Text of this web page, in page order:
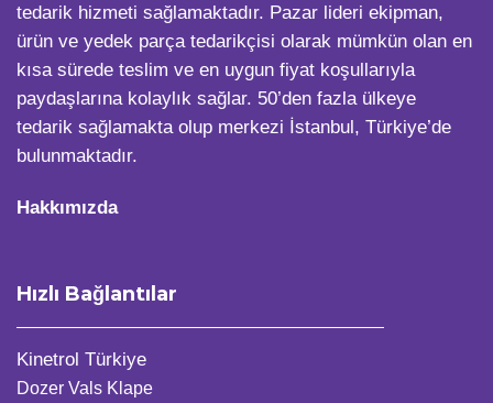
tedarik hizmeti sağlamaktadır. Pazar lideri ekipman,
ürün ve yedek parça tedarikçisi olarak mümkün olan en
kısa sürede teslim ve en uygun fiyat koşullarıyla
paydaşlarına kolaylık sağlar. 50’den fazla ülkeye
tedarik sağlamakta olup merkezi İstanbul, Türkiye’de
bulunmaktadır.
Hakkımızda
Hızlı Bağlantılar
Kinetrol Türkiye
Dozer Vals Klape